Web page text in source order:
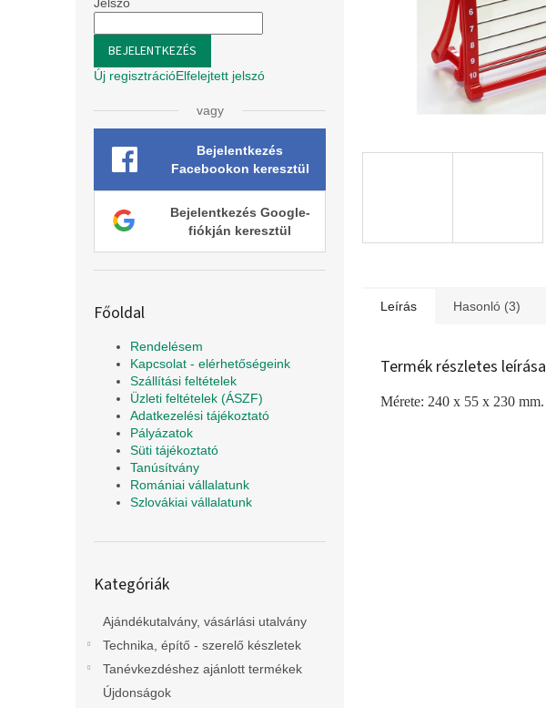
BEJELENTKEZÉS
Új regisztrációElfelejtett jelszó
vagy
Bejelentkezés
Facebookon keresztül
Bejelentkezés Google-
fiókján keresztül
Főoldal
Rendelésem
Kapcsolat - elérhetőségeink
Szállítási feltételek
Üzleti feltételek (ÁSZF)
Adatkezelési tájékoztató
Pályázatok
Süti tájékoztató
Tanúsítvány
Romániai vállalatunk
Szlovákiai vállalatunk
átugrása
Kategóriák
Ajándékutalvány, vásárlási utalvány
Technika, építő - szerelő készletek
Tanévkezdéshez ajánlott termékek
Újdonságok
Leírás Hasonló (3)
Termék részletes leírása
Mérete: 240 x 55 x 230 mm.